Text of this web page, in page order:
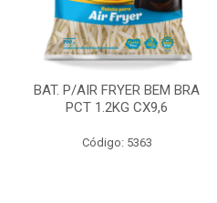
BAT. P/AIR FRYER BEM BRA
PCT 1.2KG CX9,6
Código: 5363